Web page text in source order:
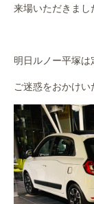
来場いただきまし
明日ルノー平塚は
ご迷惑をおかけい